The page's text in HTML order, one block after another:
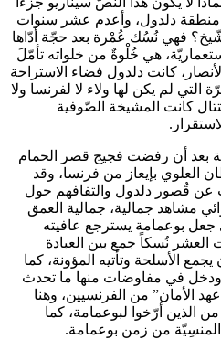
منطقة دلدول، وأعدم عشر سنوات
فهي نُسُك عُمْرة بعد حجّة أدّاها
هي خُلْوةٌ من خلواته تأمّلَ
كانت دلدول فضاء الاستراحة
التي لم يكن لها ولاء لا لفرنسا ولا
كانت المشيخة الصّوفية
بعد أن رفضت فجيج قصر الحمام
العلوي بإيعاز من فرنسا، وقد
عن قُصور دلدول والتفافهم حول
مشاهد جمالية، جمالية العمق
جعل بوعمامة يسترجع عافيته
العشر نُسكاً جمع بين العبادة
الأسلحة وتأتيه المؤونة، كما
ودخل في مفاوضات منها ما تحدث
الأمان” من الفرنسيين، وهنا
الذين أرّخوا لبوعمامة، كما
المنسِيّة من زمن بوعمامة.